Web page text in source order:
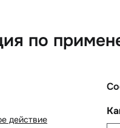
по
действие